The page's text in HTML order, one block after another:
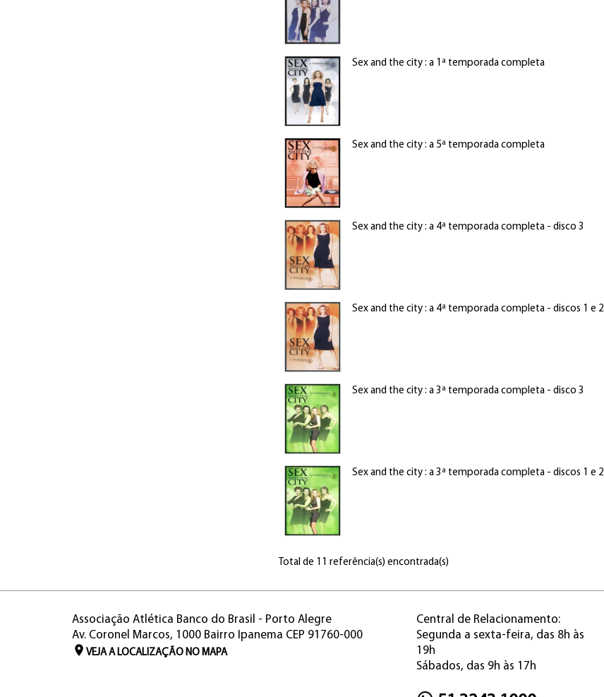
Sex and the city : a 1ª temporada completa
Sex and the city : a 5ª temporada completa
Sex and the city : a 4ª temporada completa - disco 3
Sex and the city : a 4ª temporada completa - discos 1 e 2
Sex and the city : a 3ª temporada completa - disco 3
Sex and the city : a 3ª temporada completa - discos 1 e 2
Total de 11 referência(s) encontrada(s)
Associação Atlética Banco do Brasil - Porto Alegre
Av. Coronel Marcos, 1000 Bairro Ipanema CEP 91760-000
VEJA A LOCALIZAÇÃO NO MAPA
Central de Relacionamento:
Segunda a sexta-feira, das 8h às
19h
Sábados, das 9h às 17h